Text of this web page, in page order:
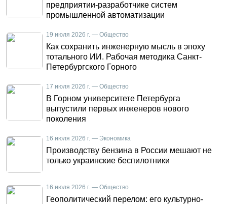
предприятии-разработчике систем
промышленной автоматизации
19 июля 2026 г. — Общество
Как сохранить инженерную мысль в эпоху
тотального ИИ. Рабочая методика Санкт-
Петербургского Горного
17 июля 2026 г. — Общество
В Горном университете Петербурга
выпустили первых инженеров нового
поколения
16 июля 2026 г. — Экономика
Производству бензина в России мешают не
только украинские беспилотники
16 июля 2026 г. — Общество
Геополитический перелом: его культурно-